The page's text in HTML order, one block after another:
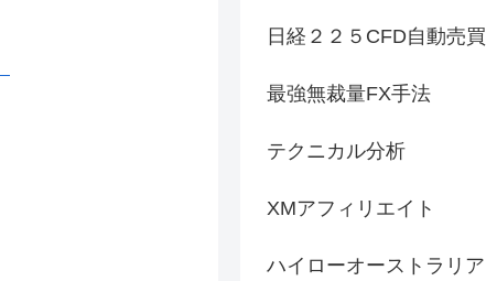
日経２２５CFD自動売買
最強無裁量FX手法
テクニカル分析
XMアフィリエイト
ハイローオーストラリア